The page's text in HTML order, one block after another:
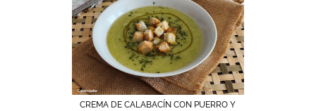
CREMA DE CALABACÍN CON PUERRO Y